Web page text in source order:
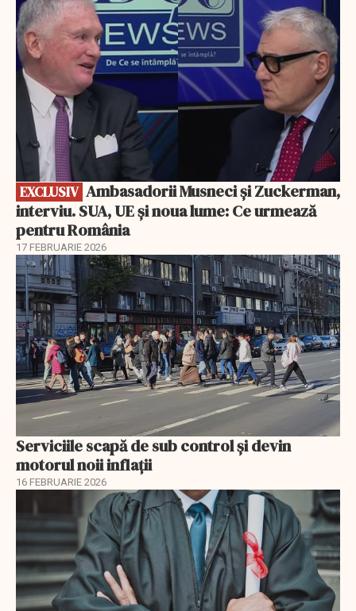
EXCLUSIV
interviu. SUA, UE și noua lume: Ce urmează
pentru România
17 FEBRUARIE 2026
Serviciile scapă de sub control și devin
motorul noii inflații
16 FEBRUARIE 2026